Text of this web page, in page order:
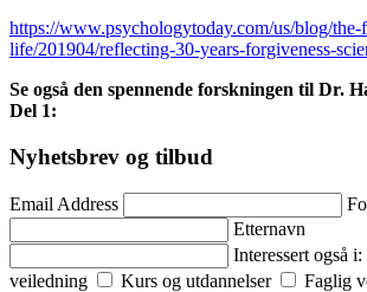
https://www.psychologytoday.com/us/blog/
life/201904/reflecting-30-years-forgiveness-
Se også den spennende forskningen til Dr.
Del 1:
Nyhetsbrev og tilbud
Email Address
Etternavn
Interessert også i:
veiledning
Kurs og utdannelser
Faglig